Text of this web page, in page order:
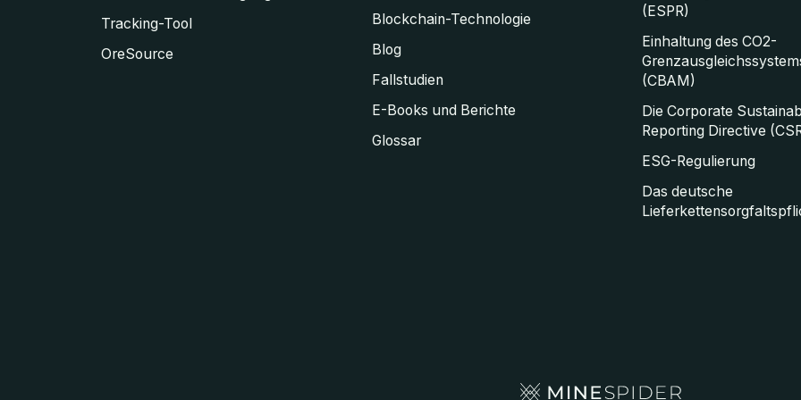
Tracking-Tool
OreSource
Blockchain-Technologie
Blog
Fallstudien
E-Books und Berichte
Glossar
(ESPR)
Einhaltung des CO2-
(CBAM)
Die Corporate
Reporting Directive
ESG-Regulierung
Das deutsche